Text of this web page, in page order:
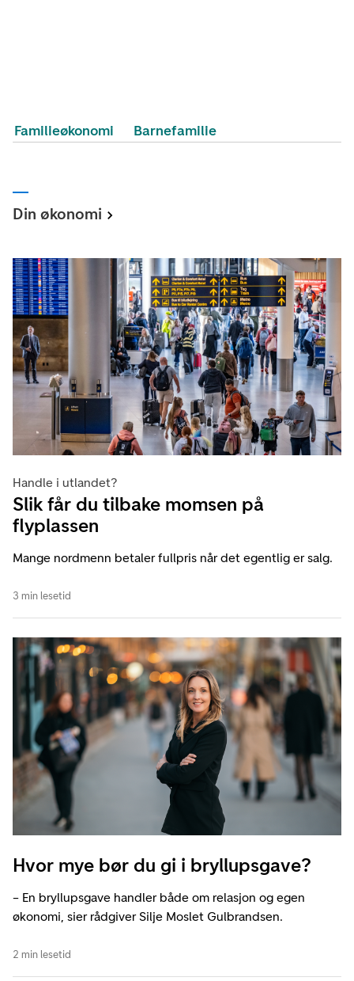
Familieøkonomi Barnefamilie
Din økonomi
Handle i utlandet?
Slik får du tilbake momsen på
flyplassen
Mange nordmenn betaler fullpris når det egentlig er salg.
3 min lesetid
Hvor mye bør du gi i bryllupsgave?
– En bryllupsgave handler både om relasjon og egen
økonomi, sier rådgiver Silje Moslet Gulbrandsen.
2 min lesetid